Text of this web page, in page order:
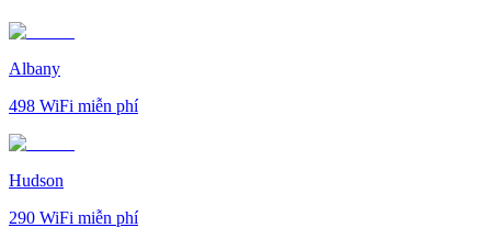
Albany
498 WiFi miễn phí
Hudson
290 WiFi miễn phí